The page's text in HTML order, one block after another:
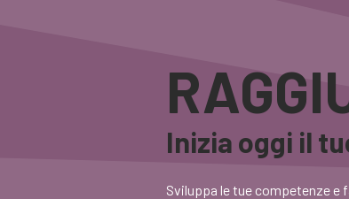
Inizia oggi il
Sviluppa le tue competenze e